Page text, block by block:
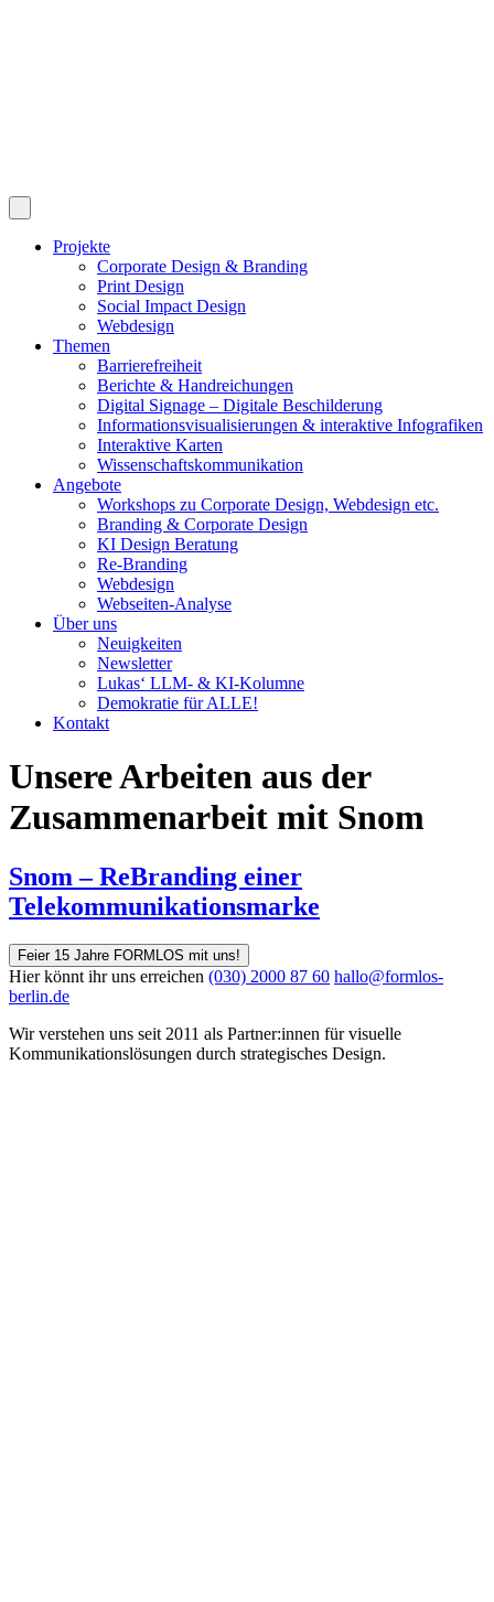
Projekte
Corporate Design & Branding
Print Design
Social Impact Design
Webdesign
Themen
Barrierefreiheit
Berichte & Handreichungen
Digital Signage – Digitale Beschilderung
Informationsvisualisierungen & interaktive Infografiken
Interaktive Karten
Wissenschaftskommunikation
Angebote
Workshops zu Corporate Design, Webdesign etc.
Branding & Corporate Design
KI Design Beratung
Re-Branding
Webdesign
Webseiten-Analyse
Über uns
Neuigkeiten
Newsletter
Lukas‘ LLM- & KI-Kolumne
Demokratie für ALLE!
Kontakt
Unsere Arbeiten aus der
Zusammenarbeit mit Snom
Snom – ReBranding einer
Telekommunikationsmarke
Feier 15 Jahre FORMLOS mit uns!
Hier könnt ihr uns erreichen (030) 2000 87 60 hallo@formlos-
berlin.de
Wir verstehen uns seit 2011 als Partner:innen für visuelle
Kommunikations­lösungen durch strategisches Design.